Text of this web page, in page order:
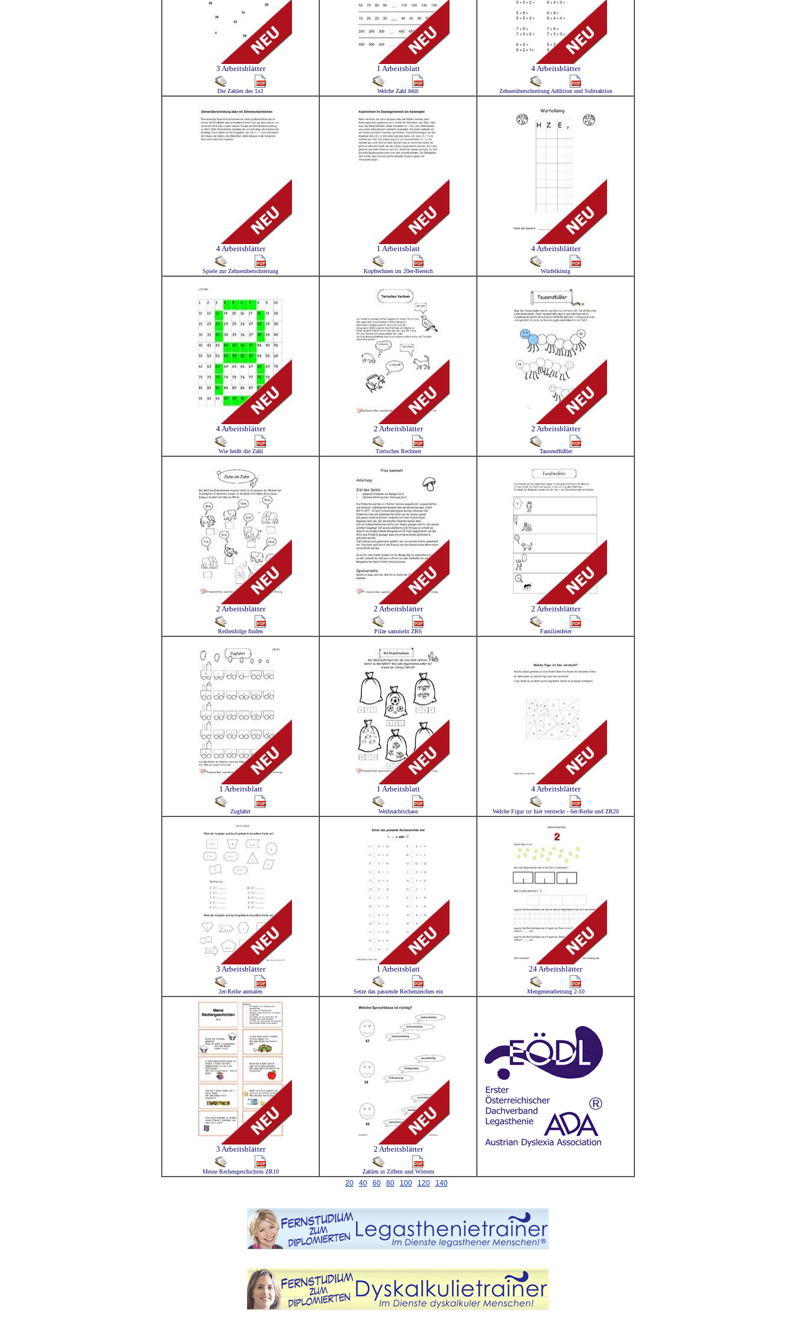
3 Arbeitsblätter
Die Zahlen des 1x1
1 Arbeitsblatt
Welche Zahl fehlt
4 Arbeitsblätter
Zehnerüberschreitung Addition und Subtraktion
4 Arbeitsblätter
Spiele zur Zehnerüberschreitung
1 Arbeitsblatt
Kopfrechnen im 20er-Bereich
4 Arbeitsblätter
Würfelkönig
4 Arbeitsblätter
Wie heißt die Zahl
2 Arbeitsblätter
Tierisches Rechnen
2 Arbeitsblätter
Tausendfüßler
2 Arbeitsblätter
Reihenfolge finden
2 Arbeitsblätter
Pilze sammeln ZR6
2 Arbeitsblätter
Familienfeier
1 Arbeitsblatt
Zugfahrt
1 Arbeitsblatt
Weihnachtschaos
4 Arbeitsblätter
Welche Figur ist hier versteckt - 6er-Reihe und ZR20
3 Arbeitsblätter
2er-Reihe anmalen
1 Arbeitsblatt
Setze das passende Rechenzeichen ein
24 Arbeitsblätter
Mengenerarbeitung 2-10
3 Arbeitsblätter
Meine Rechengeschichten ZR10
2 Arbeitsblätter
Zahlen in Ziffern und Wörtern
20 40 60 80 100 120 140